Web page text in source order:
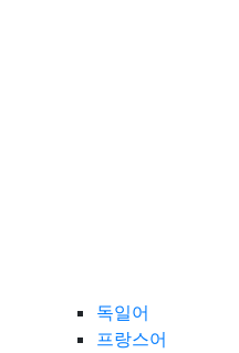
독일어
프랑스어